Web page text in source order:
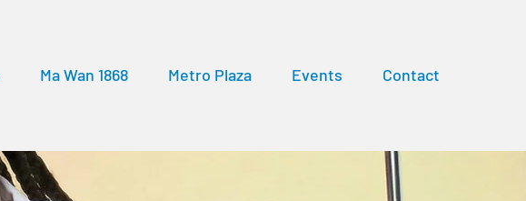
Ma Wan 1868 Metro Plaza Events Contact